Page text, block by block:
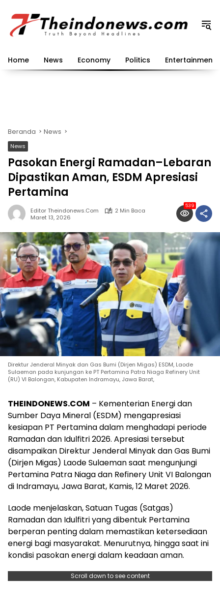
konten
Home News Economy Politics Entertainment
Beranda News
News
Pasokan Energi Ramadan–Lebaran
Dipastikan Aman, ESDM Apresiasi
Pertamina
Editor Theindonews.com
2 Min Baca
Maret 13, 2026
539
Direktur Jenderal Minyak dan Gas Bumi (Dirjen Migas) ESDM, Laode
Sulaeman pada kunjungan ke PT Pertamina Patra Niaga Refinery Unit
(RU) VI Balongan, Kabupaten Indramayu, Jawa Barat,
THEINDONEWS.COM – Kementerian Energi dan
Sumber Daya Mineral (ESDM) mengapresiasi
kesiapan PT Pertamina dalam menghadapi periode
Ramadan dan Idulfitri 2026. Apresiasi tersebut
disampaikan Direktur Jenderal Minyak dan Gas Bumi
(Dirjen Migas) Laode Sulaeman saat mengunjungi
Pertamina Patra Niaga dan Refinery Unit VI Balongan
di Indramayu, Jawa Barat, Kamis, 12 Maret 2026.
Laode menjelaskan, Satuan Tugas (Satgas)
Ramadan dan Idulfitri yang dibentuk Pertamina
berperan penting dalam memastikan ketersediaan
energi bagi masyarakat. Menurutnya, hingga saat ini
kondisi pasokan energi dalam keadaan aman.
Scroll down to see content